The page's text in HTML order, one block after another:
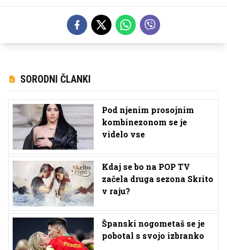
SORODNI ČLANKI
Pod njenim prosojnim
kombinezonom se je
videlo vse
Kdaj se bo na POP TV
začela druga sezona Skrito
v raju?
Španski nogometaš se je
pobotal s svojo izbranko